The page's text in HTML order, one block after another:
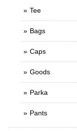
Tee
Bags
Caps
Goods
Parka
Pants